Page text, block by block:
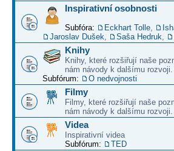
Inspirativní osobnosti
Subfóra: Eckhart Tolle
Jaroslav Dušek
Saša Hedruk
Knihy
Knihy, které rozšiřují naše
nám návody k dalšímu rozvoji.
Subfórum:
O nedvojnosti
Filmy
Filmy, které rozšiřují naše
nám návody k dalšímu rozvoji.
Videa
Inspirativní videa
Subfórum:
TED